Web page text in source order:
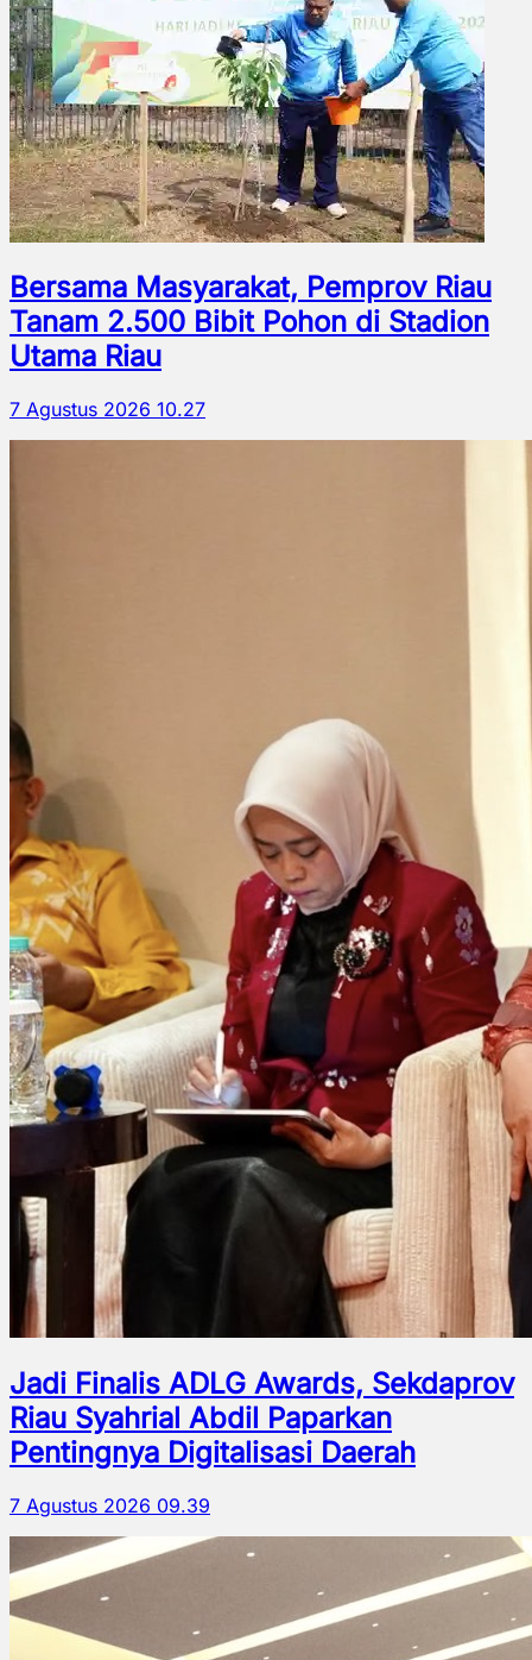
Bersama Masyarakat, Pemprov Riau
Tanam 2.500 Bibit Pohon di Stadion
Utama Riau
7 Agustus 2026 10.27
Jadi Finalis ADLG Awards, Sekdaprov
Riau Syahrial Abdil Paparkan
Pentingnya Digitalisasi Daerah
7 Agustus 2026 09.39